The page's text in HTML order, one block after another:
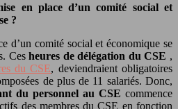
en place d’un comité social et
?
d’un comité social et économique se
Cesheures de délégation du CSE ,
du CSE, deviendraient obligatoires
de plus de 11 salariés. Donc,
du personnel au CSE commence
des membres du CSE en fonction